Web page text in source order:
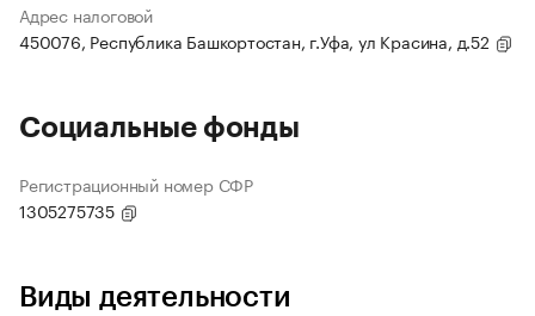
Адрес налоговой
450076, Республика Башкортостан, г.Уфа, ул Красина, д.52
Социальные фонды
Регистрационный номер СФР
1305275735
Виды деятельности